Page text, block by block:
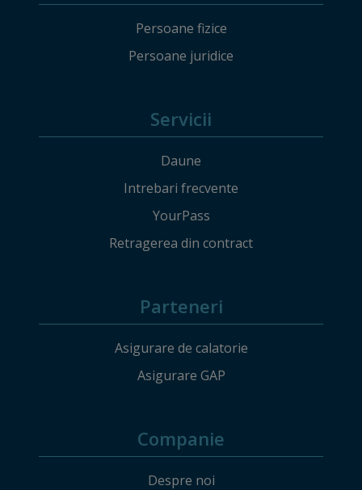
Persoane fizice
Persoane juridice
Servicii
Daune
Intrebari frecvente
YourPass
Retragerea din contract
Parteneri
Asigurare de calatorie
Asigurare GAP
Companie
Despre noi